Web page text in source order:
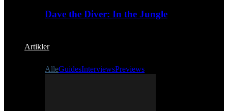
Dave the Diver: In the Jungle
Artikler
AlleGuidesInterviewsPreviews